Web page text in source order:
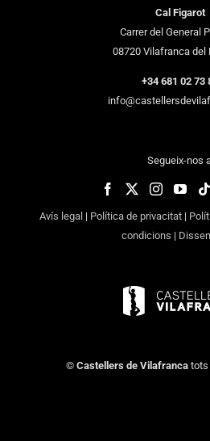
Cal Figarot
Carrer del General
08720 Vilafranca del
+34 681 02 73
Segueix-nos
Avís legal| Política de privacitat|
condicions |
© Castellers de Vilafrancatots